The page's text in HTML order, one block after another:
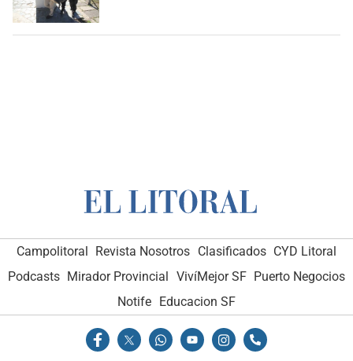
Campolitoral Revista Nosotros Clasificados CYD Litoral
Podcasts Mirador Provincial VivíMejor SF Puerto Negocios
Notife Educacion SF